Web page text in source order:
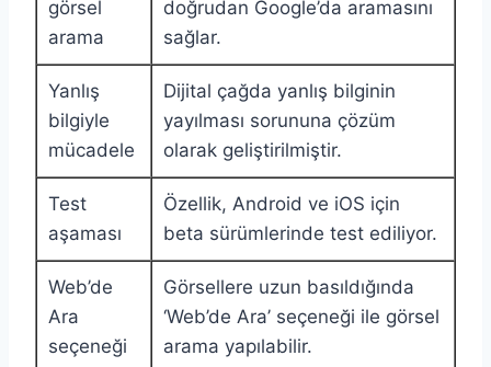
görsel
arama
doğrudan Google’da aramasını
sağlar.
Yanlış
bilgiyle
mücadele
Dijital çağda yanlış bilginin
yayılması sorununa çözüm
olarak geliştirilmiştir.
Test
aşaması
Özellik, Android ve iOS için
beta sürümlerinde test ediliyor.
Web’de
Ara
seçeneği
Görsellere uzun basıldığında
‘Web’de Ara’ seçeneği ile görsel
arama yapılabilir.